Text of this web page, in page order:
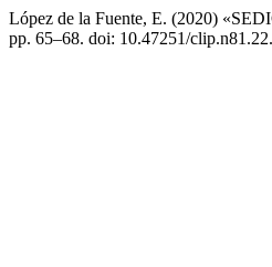
López de la Fuente, E. (2020)
pp. 65–68. doi: 10.47251/clip.n81.22.